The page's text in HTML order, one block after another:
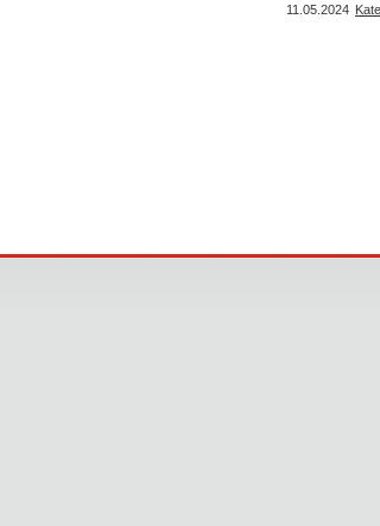
11.05.2024